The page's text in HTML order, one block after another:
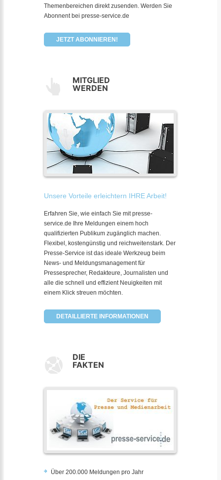
Themenbereichen direkt zusenden. Werden Sie
Abonnent bei presse-service.de
JETZT ABONNIEREN!
MITGLIED
WERDEN
Unsere Vorteile erleichtern IHRE Arbeit!
Erfahren Sie, wie einfach Sie mit presse-
service.de Ihre Meldungen einem hoch
qualifizierten Publikum zugänglich machen.
Flexibel, kostengünstig und reichweitenstark. Der
Presse-Service ist das ideale Werkzeug beim
News- und Meldungsmanagement für
Pressesprecher, Redakteure, Journalisten und
alle die schnell und effizient Neuigkeiten mit
einem Klick streuen möchten.
DETAILLIERTE INFORMATIONEN
DIE
FAKTEN
Über 200.000 Meldungen pro Jahr